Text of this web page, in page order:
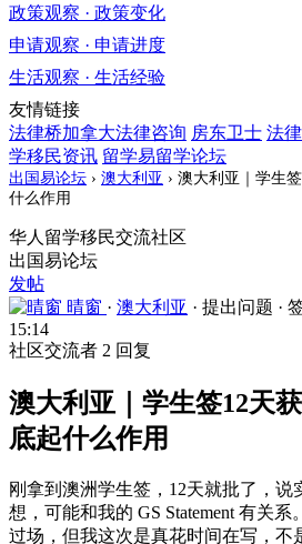
政策观察 · 政策变化
申请观察 · 申请进度
生活观察 · 生活经验
友情链接
法律桥加拿大法律咨询 房东卫士 法
学移民资讯 留学易留学论坛
出国易论坛 › 澳大利亚 › 澳大利亚｜学生
什么作用
华人留学移民交流社区
出国易论坛
发帖
晴窗 · 澳大利亚 · 提出问题 ·
15:14
社区交流者 2 回复
澳大利亚｜学生签12天
底起什么作用
刚拿到澳洲学生签，12天就批了，说
想，可能和我的 GS Statement 有关
过场，但我这次是真花时间在写，不